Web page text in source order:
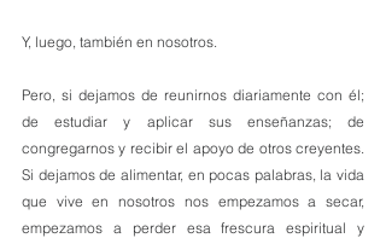
Y, luego, también en nosotros.
Pero, si dejamos de reunirnos diariamente con él;
de estudiar y aplicar sus enseñanzas; de
congregarnos y recibir el apoyo de otros creyentes.
Si dejamos de alimentar, en pocas palabras, la vida
que vive en nosotros nos empezamos a secar,
empezamos a perder esa frescura espiritual y